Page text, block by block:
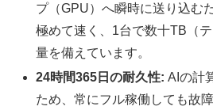
プ（GPU）へ瞬時に送り込む
極めて速く、1台で数十TB（
量を備えています。
24時間365日の耐久性: AIの計
ため、常にフル稼働しても故